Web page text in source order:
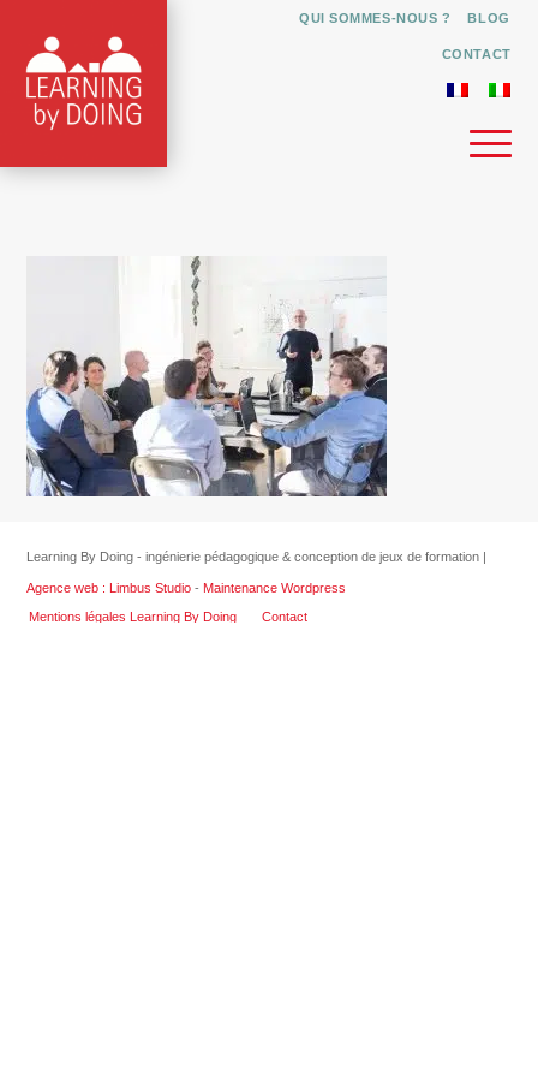
QUI SOMMES-NOUS ? BLOG
CONTACT
Learning By Doing - ingénierie pédagogique & conception de jeux de formation |
Agence web : Limbus Studio - Maintenance Wordpress
Mentions légales Learning By Doing
Contact